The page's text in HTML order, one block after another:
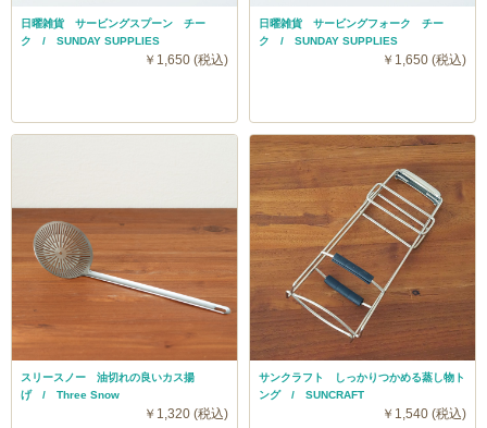
日曜雑貨 サービングスプーン チー
ク / SUNDAY SUPPLIES
￥1,650 (税込)
日曜雑貨 サービングフォーク チー
ク / SUNDAY SUPPLIES
￥1,650 (税込)
スリースノー 油切れの良いカス揚
げ / Three Snow
￥1,320 (税込)
サンクラフト しっかりつかめる蒸し物ト
ング / SUNCRAFT
￥1,540 (税込)